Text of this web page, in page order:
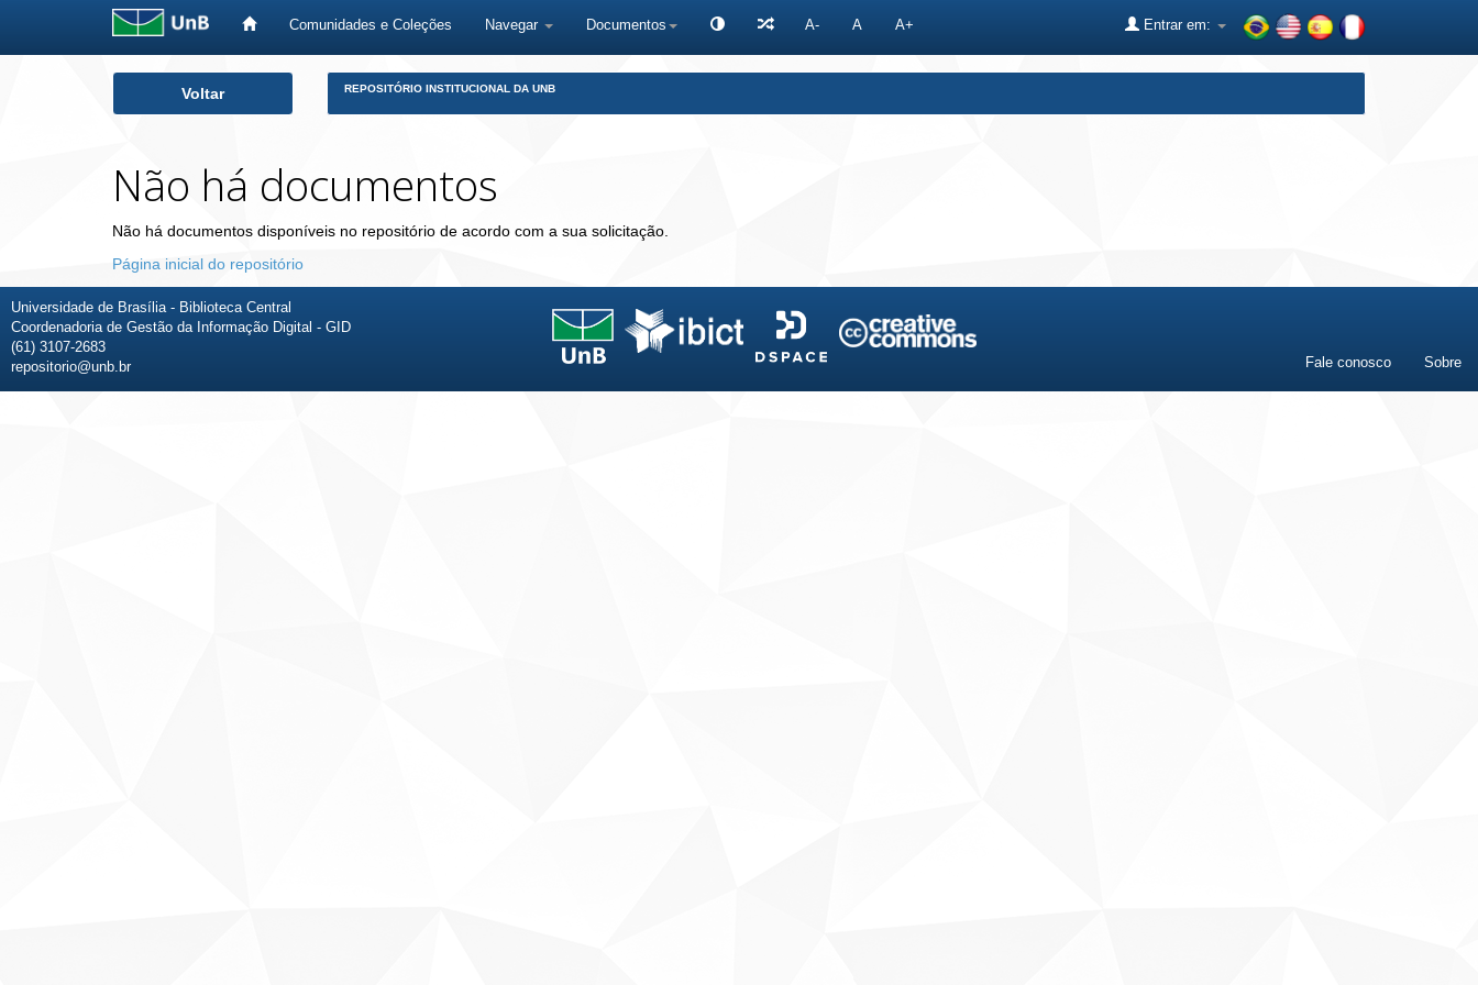
Comunidades e Coleções Navegar Documentos A- A A+ Entrar em:
Voltar REPOSITÓRIO INSTITUCIONAL DA UNB
Não há documentos
Não há documentos disponíveis no repositório de acordo com a sua solicitação.
Página inicial do repositório
Universidade de Brasília - Biblioteca Central
Coordenadoria de Gestão da Informação Digital - GID
(61) 3107-2683
repositorio@unb.br
Fale conosco Sobre